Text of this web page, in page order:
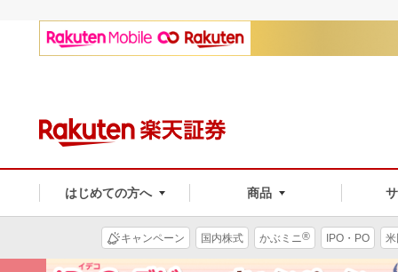
はじめての方へ 商品
キャンペーン 国内株式 かぶミニ® IPO・PO